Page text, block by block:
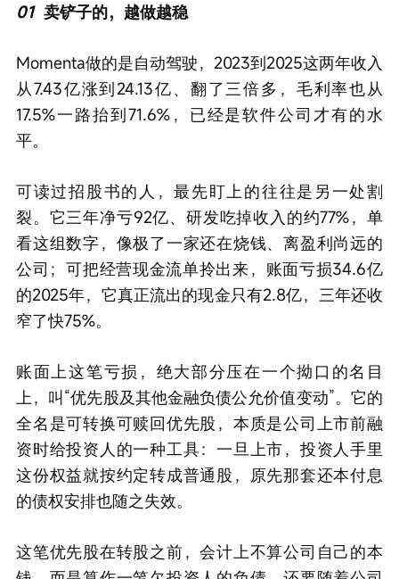
01 卖铲子的，越做越稳
Momenta做的是自动驾驶，2023到2025这两年收入
从7.43亿涨到24.13亿、翻了三倍多，毛利率也从
17.5%一路抬到71.6%，已经是软件公司才有的水
平。
可读过招股书的人，最先盯上的往往是另一处割
裂。它三年净亏92亿、研发吃掉收入的约77%，单
看这组数字，像极了一家还在烧钱、离盈利尚远的
公司；可把经营现金流单拎出来，账面亏损34.6亿
的2025年，它真正流出的现金只有2.8亿，三年还收
窄了快75%。
账面上这笔亏损，绝大部分压在一个拗口的名目
上，叫“优先股及其他金融负债公允价值变动”。它的
全名是可转换可赎回优先股，本质是公司上市前融
资时给投资人的一种工具：一旦上市，投资人手里
这份权益就按约定转成普通股，原先那套还本付息
的债权安排也随之失效。
这笔优先股在转股之前，会计上不算公司自己的本